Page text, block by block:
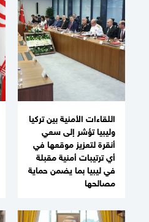
اللقاءات الأمنية بين تركيا
وليبيا تؤشر إلى سعي
أنقرة لتعزيز موقعها في
أي ترتيبات أمنية مقبلة
في ليبيا بما يضمن حماية
مصالحها